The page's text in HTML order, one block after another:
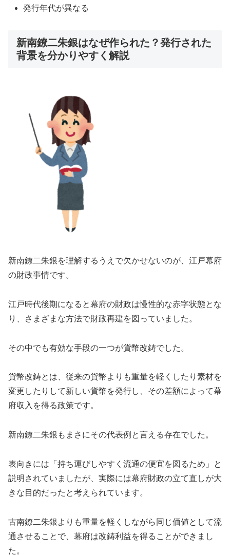
発行年代が異なる
新南鐐二朱銀はなぜ作られた？発行された
背景を分かりやすく解説
新南鐐二朱銀を理解するうえで欠かせないのが、江戸幕府
の財政事情です。
江戸時代後期になると幕府の財政は慢性的な赤字状態とな
り、さまざまな方法で財政再建を図っていました。
その中でも有効な手段の一つが貨幣改鋳でした。
貨幣改鋳とは、従来の貨幣よりも重量を軽くしたり素材を
変更したりして新しい貨幣を発行し、その差額によって幕
府収入を得る政策です。
新南鐐二朱銀もまさにその代表例と言える存在でした。
表向きには「持ち運びしやすく流通の便宜を図るため」と
説明されていましたが、実際には幕府財政の立て直しが大
きな目的だったと考えられています。
古南鐐二朱銀よりも重量を軽くしながら同じ価値として流
通させることで、幕府は改鋳利益を得ることができまし
た。